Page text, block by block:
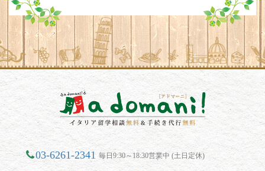
03-6261-2341 毎日9:30～18:30営業中 (土日定休)